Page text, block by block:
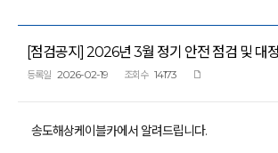
[점검공지] 2026년 3월 정기 안전 점검 및 대
등록일 2026-02-19 조회수 14173
송도해상케이블카에서 알려드립니다.